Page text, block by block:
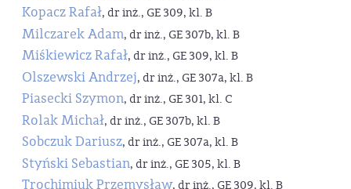
Kopacz Rafał, dr inż., GE 309, kl. B
Milczarek Adam, dr inż., GE 307b, kl. B
Miśkiewicz Rafał, dr inż., GE 309, kl. B
Olszewski Andrzej, dr inż., GE 307a, kl. B
Piasecki Szymon, dr inż., GE 301, kl. C
Rolak Michał, dr inż., GE 307b, kl. B
Sobczuk Dariusz, dr inż., GE 307a, kl. B
Styński Sebastian, dr inż., GE 305, kl. B
Trochimiuk Przemysław, dr inż., GE 309, kl. B